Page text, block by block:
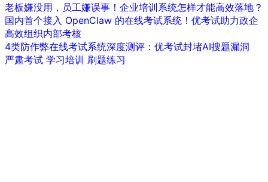
老板嫌没用，员工嫌误事！企业培训系统怎样才能高效落地？
国内首个接入 OpenClaw 的在线考试系统！优考试助力政企
高效组织内部考核
4类防作弊在线考试系统深度测评：优考试封堵AI搜题漏洞
严肃考试 学习培训 刷题练习